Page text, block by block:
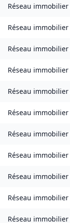
Réseau immobilier
Réseau immobilier
Réseau immobilier
Réseau immobilier
Réseau immobilier
Réseau immobilier
Réseau immobilier
Réseau immobilier
Réseau immobilier
Réseau immobilier
Réseau immobilier